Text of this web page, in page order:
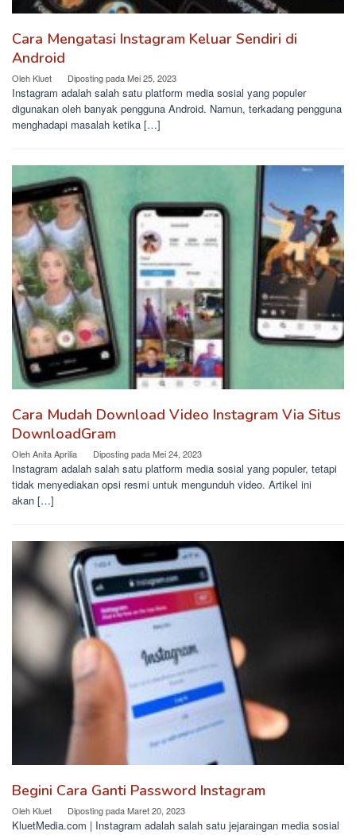
Cara Mengatasi Instagram Keluar Sendiri di
Android
Oleh Kluet Diposting padaMei 25, 2023
Instagram adalah salah satu platform media sosial yang populer
digunakan oleh banyak pengguna Android. Namun, terkadang pengguna
menghadapi masalah ketika […]
Cara Mudah Download Video Instagram Via Situs
DownloadGram
OlehAnita Aprilia Diposting padaMei 24, 2023
Instagram adalah salah satu platform media sosial yang populer, tetapi
tidak menyediakan opsi resmi untuk mengunduh video. Artikel ini
akan […]
Begini Cara Ganti Password Instagram
Oleh Kluet Diposting padaMaret 20, 2023
KluetMedia.com | Instagram adalah salah satu jejaraingan media sosial